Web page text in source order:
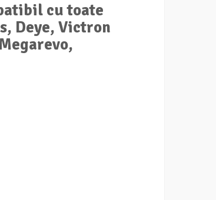
cu toate
Deye, Victron